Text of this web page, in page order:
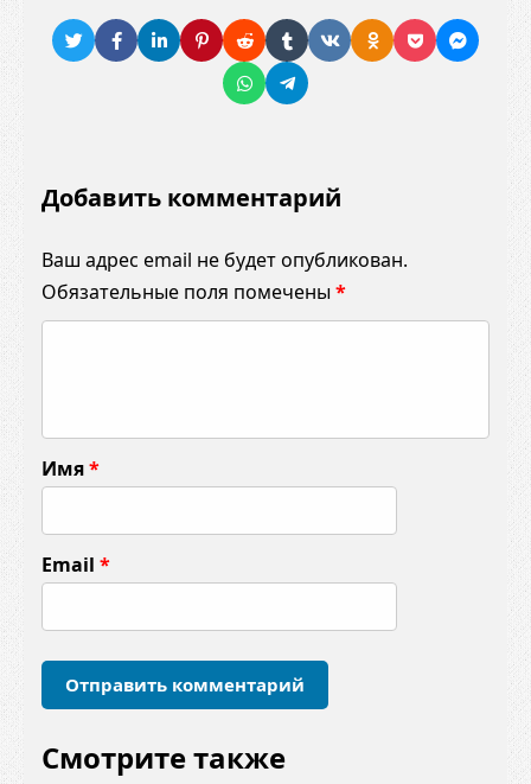
Добавить комментарий
Ваш адрес email не будет опубликован.
Обязательные поля помечены *
м
е
т
а
р
и
Имя*
Email *
Смотрите также